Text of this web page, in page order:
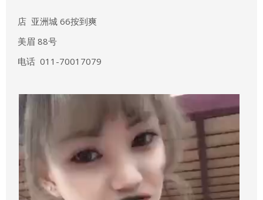
店 亚洲城 66按到爽
美眉 88号
电话 011-70017079